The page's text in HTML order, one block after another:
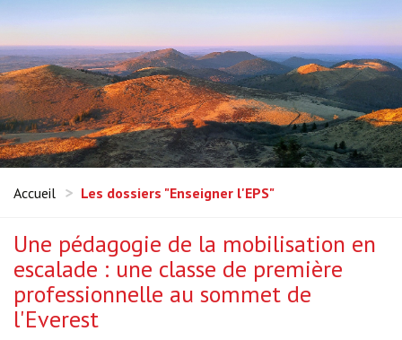
Accueil Les dossiers "Enseigner l'EPS"
Une pédagogie de la mobilisation en
escalade : une classe de première
professionnelle au sommet de
l'Everest